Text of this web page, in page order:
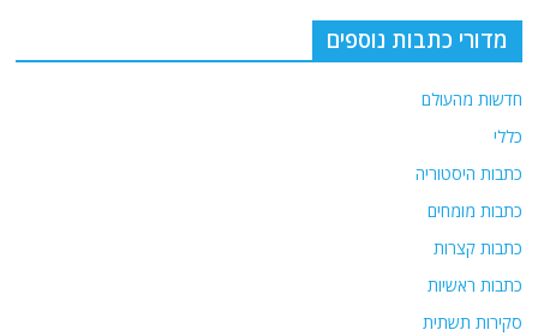
p
p
m
o מדורי כתבות נוספים
חדשות מהעולם
כללי
כתבות היסטוריה
כתבות מומחים
כתבות קצרות
כתבות ראשיות
סקירות תשתית